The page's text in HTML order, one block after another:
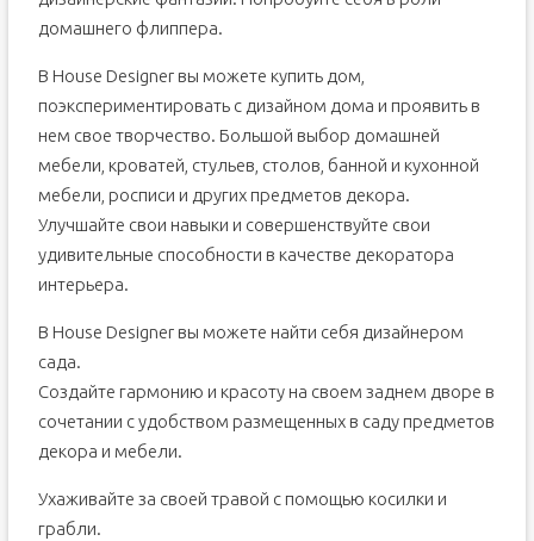
домашнего флиппера.
В House Designer вы можете купить дом,
поэкспериментировать с дизайном дома и проявить в
нем свое творчество. Большой выбор домашней
мебели, кроватей, стульев, столов, банной и кухонной
мебели, росписи и других предметов декора.
Улучшайте свои навыки и совершенствуйте свои
удивительные способности в качестве декоратора
интерьера.
В House Designer вы можете найти себя дизайнером
сада.
Создайте гармонию и красоту на своем заднем дворе в
сочетании с удобством размещенных в саду предметов
декора и мебели.
Ухаживайте за своей травой с помощью косилки и
грабли.